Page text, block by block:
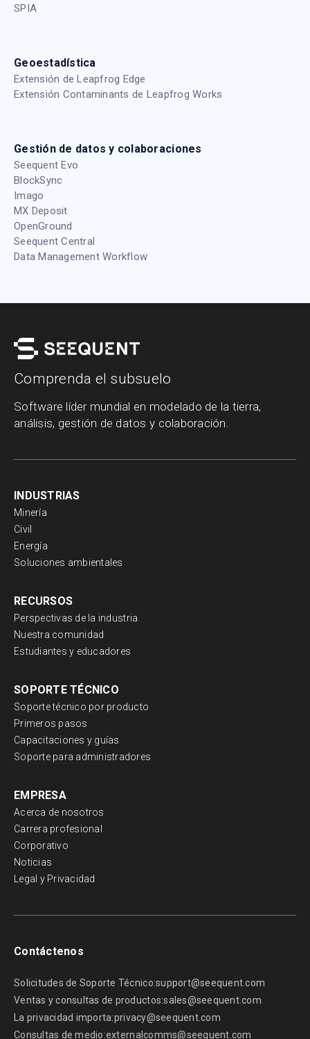
SPIA
Geoestadística
Extensión de Leapfrog Edge
Extensión Contaminants de Leapfrog Works
Gestión de datos y colaboraciones
Seequent Evo
BlockSync
Imago
MX Deposit
OpenGround
Seequent Central
Data Management Workflow
Comprenda el subsuelo
Software líder mundial en modelado de la tierra,
análisis, gestión de datos y colaboración.
INDUSTRIAS
Minería
Civil
Energía
Soluciones ambientales
RECURSOS
Perspectivas de la industria
Nuestra comunidad
Estudiantes y educadores
SOPORTE TÉCNICO
Soporte técnico por producto
Primeros pasos
Capacitaciones y guías
Soporte para administradores
EMPRESA
Acerca de nosotros
Carrera profesional
Corporativo
Noticias
Legal y Privacidad
Contáctenos
Solicitudes de Soporte Técnico:support@seequent.com
Ventas y consultas de productos:sales@seequent.com
La privacidad importa:privacy@seequent.com
Consultas de medio:externalcomms@seequent.com